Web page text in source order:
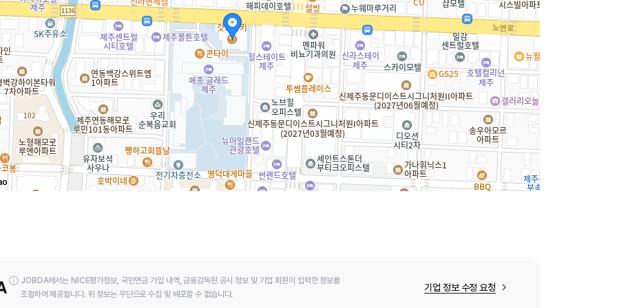
JOBDA에서는 NICE평가정보, 국민연금 가입 내역, 금융감독원 공시 정보 및 기업 회원이 입력한 정보를
조합하여 제공합니다. 위 정보는 무단으로 수집 및 배포할 수 없습니다.
기업 정보 수정 요청